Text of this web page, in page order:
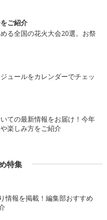
ご紹介
る全国の花火大会20選。お祭
ュールをカレンダーでチェッ
ての最新情報をお届け！今年
楽しみ方をご紹介
特集
情報を掲載！編集部おすすめ